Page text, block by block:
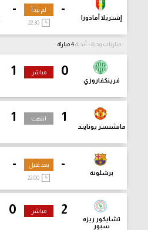
-
إشتريلا أمادورا
-
لم تبدأ
22:30
مباريات ودية - أندية
0
فرينكفاروزي
1 مباشر
1
مانشستر يونايتد
1 انتهت
-
برشلونة
-
بعد قليل
2
تشايكور ريزه
سبور
0 مباشر